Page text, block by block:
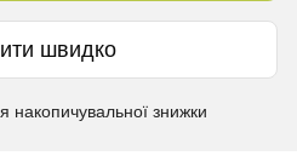
швидко
накопичувальної знижки